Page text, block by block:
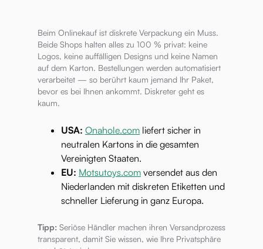
Beim Onlinekauf ist diskrete Verpackung ein Muss.
Beide Shops halten alles zu 100 % privat: keine
Logos, keine auffälligen Designs und keine Namen
auf dem Karton. Bestellungen werden automatisiert
verarbeitet — so berührt kaum jemand Ihr Paket,
bevor es bei Ihnen ankommt. Diskreter geht es
kaum.
USA: Onahole.com liefert sicher in
neutralen Kartons in die gesamten
Vereinigten Staaten.
EU: Motsutoys.com versendet aus den
Niederlanden mit diskreten Etiketten und
schneller Lieferung in ganz Europa.
Tipp: Seriöse Händler machen ihren Versandprozess
transparent, damit Sie wissen, wie Ihre Privatsphäre